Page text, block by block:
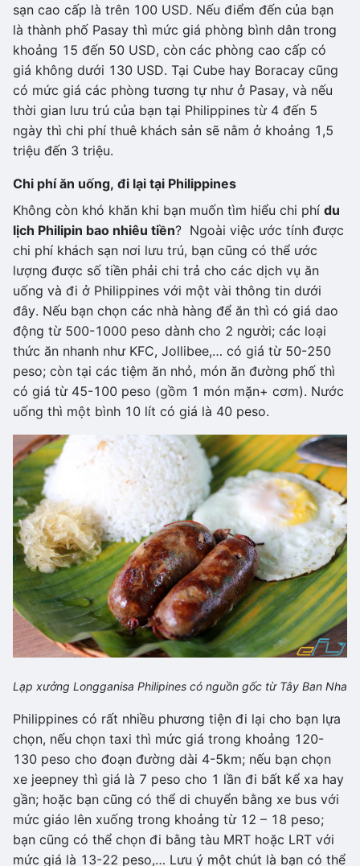
sạn cao cấp là trên 100 USD. Nếu điểm đến của bạn
là thành phố Pasay thì mức giá phòng bình dân trong
khoảng 15 đến 50 USD, còn các phòng cao cấp có
giá không dưới 130 USD. Tại Cube hay Boracay cũng
có mức giá các phòng tương tự như ở Pasay, và nếu
thời gian lưu trú của bạn tại Philippines từ 4 đến 5
ngày thì chi phí thuê khách sản sẽ nằm ở khoảng 1,5
triệu đến 3 triệu.
Chi phí ăn uống, đi lại tại Philippines
Không còn khó khăn khi bạn muốn tìm hiểu chi phí du
lịch Philipin bao nhiêu tiền? Ngoài việc ước tính được
chi phí khách sạn nơi lưu trú, bạn cũng có thể ước
lượng được số tiền phải chi trả cho các dịch vụ ăn
uống và đi ở Philippines với một vài thông tin dưới
đây. Nếu bạn chọn các nhà hàng để ăn thì có giá dao
động từ 500-1000 peso dành cho 2 người; các loại
thức ăn nhanh như KFC, Jollibee,… có giá từ 50-250
peso; còn tại các tiệm ăn nhỏ, món ăn đường phố thì
có giá từ 45-100 peso (gồm 1 món mặn+ cơm). Nước
uống thì một bình 10 lít có giá là 40 peso.
Lạp xưởng Longganisa Philipines có nguồn gốc từ Tây Ban Nha
Philippines có rất nhiều phương tiện đi lại cho bạn lựa
chọn, nếu chọn taxi thì mức giá trong khoảng 120-
130 peso cho đoạn đường dài 4-5km; nếu bạn chọn
xe jeepney thì giá là 7 peso cho 1 lần đi bất kể xa hay
gần; hoặc bạn cũng có thể di chuyển bằng xe bus với
mức giáo lên xuống trong khoảng từ 12 – 18 peso;
bạn cũng có thể chọn đi bằng tàu MRT hoặc LRT với
mức giá là 13-22 peso,… Lưu ý một chút là bạn có thể